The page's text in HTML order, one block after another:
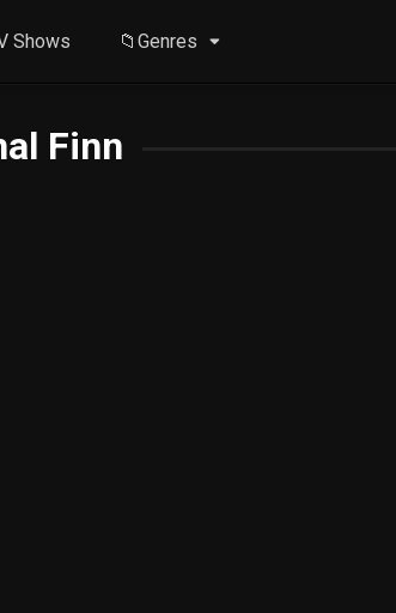
Shows 📁Genres
Finn